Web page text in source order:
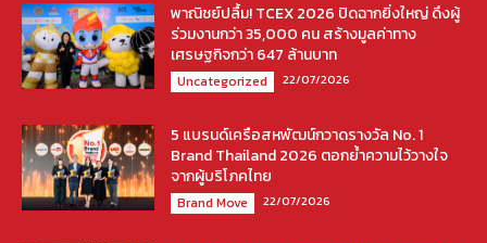
พาณิชย์ปลื้ม! TCEX 2026 ปิดฉากยิ่งใหญ่ ดึงผู้
ร่วมงานกว่า 35,000 คน สร้างมูลค่าทาง
เศรษฐกิจกว่า 647 ล้านบาท
Uncategorized 22/07/2026
5 แบรนด์เครือสหพัฒน์กวาดรางวัล No. 1
Brand Thailand 2026 ตอกย้ำความไว้วางใจ
จากผู้บริโภคไทย
Brand Move 22/07/2026